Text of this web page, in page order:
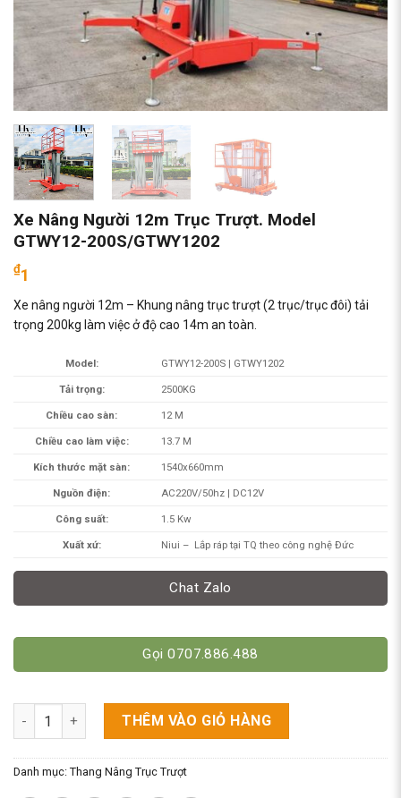
Xe Nâng Người 12m Trục Trượt. Model
GTWY12-200S/GTWY1202
₫1
Xe nâng người 12m – Khung nâng trục trượt (2 trục/trục đôi) tải
trọng 200kg làm việc ở độ cao 14m an toàn.
Model: GTWY12-200S | GTWY1202
Tải trọng: 2500KG
Chiều cao sàn: 12 M
Chiều cao làm việc: 13.7 M
Kích thước mặt sàn: 1540x660mm
Nguồn điện: AC220V/50hz | DC12V
Công suất: 1.5 Kw
Xuất xứ: Niui – Lắp ráp tại TQ theo công nghệ Đức
Chat Zalo
Gọi 0707.886.488
Xe Nâng Người 12m Trục Trượt. Model GTWY12-200S/
THÊM VÀO GIỎ HÀNG
Danh mục: Thang Nâng Trục Trượt